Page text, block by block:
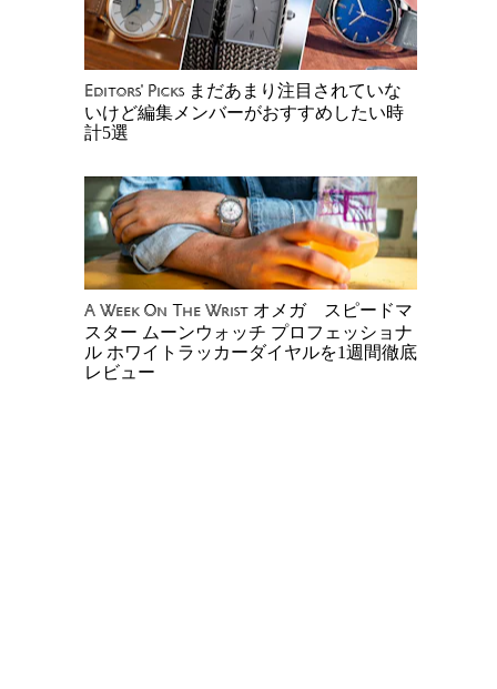
Editors' Picks まだあまり注目されていな
いけど編集メンバーがおすすめしたい時
計5選
A Week On The Wrist オメガ スピードマ
スター ムーンウォッチ プロフェッショナ
ル ホワイトラッカーダイヤルを1週間徹底
レビュー